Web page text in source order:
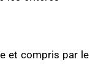
et compris par le